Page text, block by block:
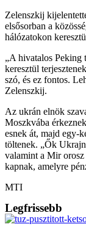
Zelenszkij
elsősorban a
hálózatokon
„A hivatalos Peking
keresztül
szó, és ez fontos.
Zelenszkij.
Az ukrán elnök
Moszkvába
esnek át, majd egy-
töltenek. „Ők
valamint a Mir orosz
kapnak, amelyre
MTI
Legfrissebb